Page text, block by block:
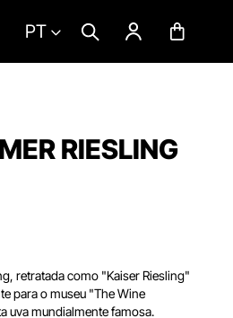
PT
RIESLING
retratada como "Kaiser Riesling"
para o museu "The Wine
uva mundialmente famosa.